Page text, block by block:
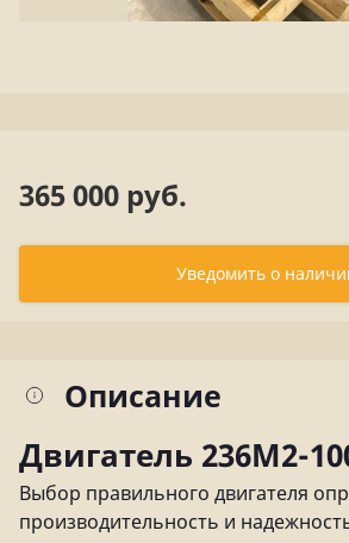
365 000 руб.
Уведомить о
Описание
Двигатель 236М2-
Выбор правильного двигателя
производительность и